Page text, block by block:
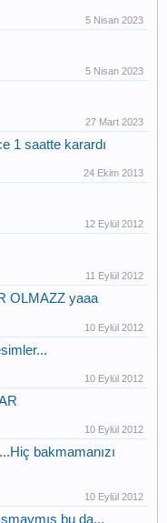
5 Nisan 2023
5 Nisan 2023
27 Mart 2023
1 saatte karardı
24 Ekim 2013
12 Eylül 2012
11 Eylül 2012
OLMAZZ yaaa
10 Eylül 2012
10 Eylül 2012
10 Eylül 2012
bakmamanızı
10 Eylül 2012
bu da...